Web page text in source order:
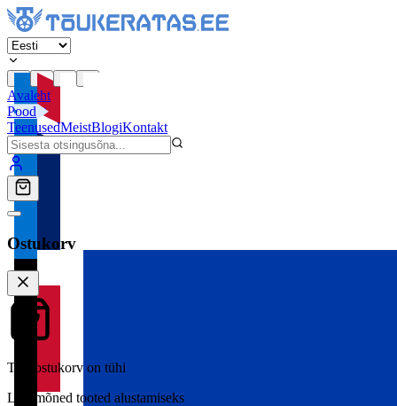
Avaleht
Pood
TeenusedMeistBlogiKontakt
Ostukorv
Teie ostukorv on tühi
Lisa mõned tooted alustamiseks